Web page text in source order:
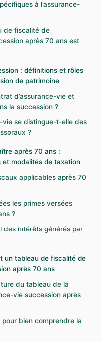
à l’assurance-
de fiscalité de
après 70 ans est
: définitions et rôles
de patrimoine
d’assurance-vie et
la succession ?
vie se distingue-t-elle des
?
après 70 ans :
modalités de taxation
applicables après 70
les primes versées
?
des intérêts générés par
un tableau de fiscalité de
après 70 ans
du tableau de la
vie succession après
pour bien comprendre la